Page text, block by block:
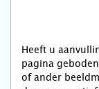
Heeft u
pagina
of ander